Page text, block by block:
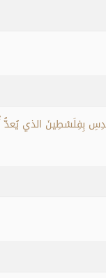
بِفِلَسْطِينَ الذي يُعدُّ